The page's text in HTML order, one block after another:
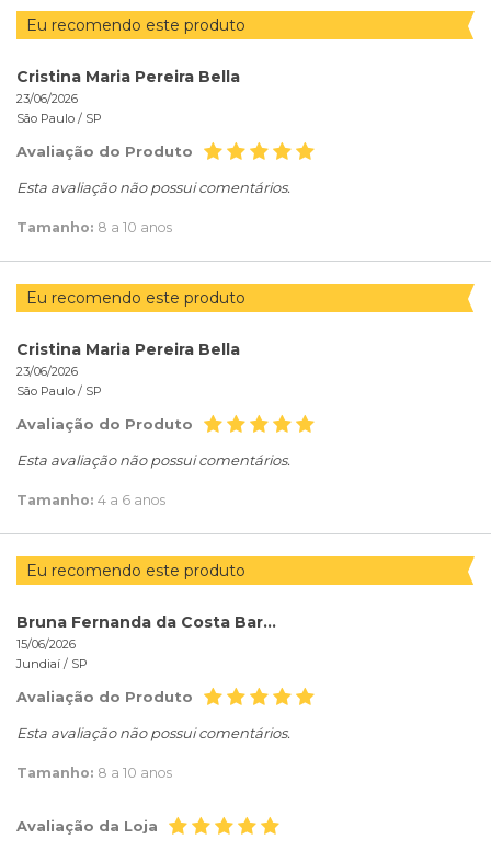
Eu recomendo este produto
Cristina Maria Pereira Bella
23/06/2026
São Paulo / SP
Avaliação do Produto
Esta avaliação não possui comentários.
Tamanho: 8 a 10 anos
Eu recomendo este produto
Cristina Maria Pereira Bella
23/06/2026
São Paulo / SP
Avaliação do Produto
Esta avaliação não possui comentários.
Tamanho: 4 a 6 anos
Eu recomendo este produto
Bruna Fernanda da Costa Barbosa
15/06/2026
Jundiaí / SP
Avaliação do Produto
Esta avaliação não possui comentários.
Tamanho: 8 a 10 anos
Avaliação da Loja